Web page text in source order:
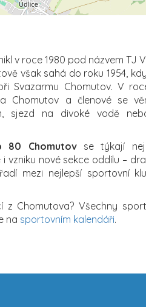
v roce 1980 pod názvem TJ
však sahá do roku 1954,
Svazarmu Chomutov. V
Chomutov a členové se
sjezd na divoké vodě
80 Chomutovse týkají
vzniku nové sekce oddílu –
mezi nejlepší sportovní
z Chomutova? Všechny
na sportovním kalendáři.